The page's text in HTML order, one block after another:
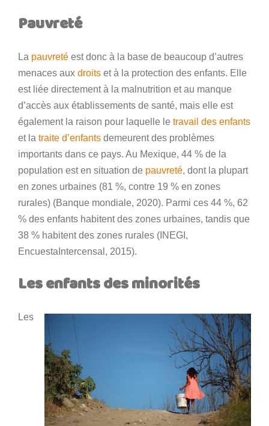
Pauvreté
La pauvreté est donc à la base de beaucoup d’autres
menaces aux droits et à la protection des enfants. Elle
est liée directement à la malnutrition et au manque
d’accès aux établissements de santé, mais elle est
également la raison pour laquelle le travail des enfants
et la traite d’enfants demeurent des problèmes
importants dans ce pays. Au Mexique, 44 % de la
population est en situation de pauvreté, dont la plupart
en zones urbaines (81 %, contre 19 % en zones
rurales) (Banque mondiale, 2020). Parmi ces 44 %, 62
% des enfants habitent des zones urbaines, tandis que
38 % habitent des zones rurales (INEGI,
EncuestaIntercensal, 2015).
Les enfants des minorités
Les